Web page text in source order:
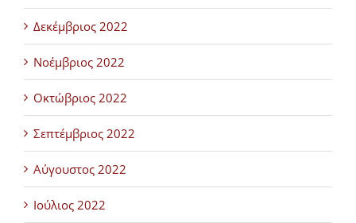
Δεκέμβριος 2022
Νοέμβριος 2022
Οκτώβριος 2022
Σεπτέμβριος 2022
Αύγουστος 2022
Ιούλιος 2022